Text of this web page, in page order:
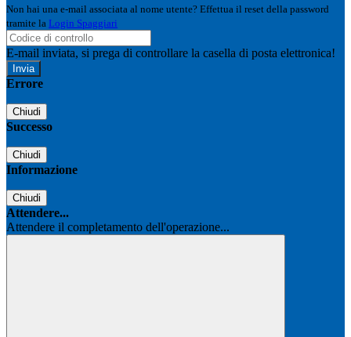
Non hai una e-mail associata al nome utente? Effettua il reset della password
tramite la Login Spaggiari
E-mail inviata, si prega di controllare la casella di posta elettronica!
Errore
Chiudi
Successo
Chiudi
Informazione
Chiudi
Attendere...
Attendere il completamento dell'operazione...